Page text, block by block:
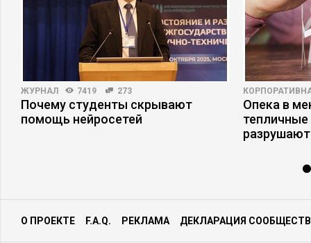
ЖУРНАЛ 7419 273
Почему студенты скрывают
помощь нейросетей
Опека в
О ПРОЕКТЕ F.A.Q. РЕКЛАМА ДЕКЛАРАЦИЯ